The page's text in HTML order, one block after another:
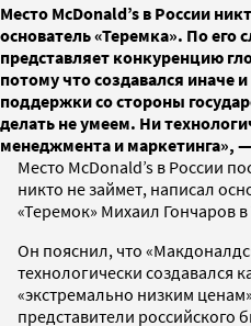
Место McDonald’s в России
основатель «Теремка». По его
представляет конкуренцию
потому что создавался иначе
поддержки со стороны
делать не умеем. Ни
менеджмента и маркетинга»,
Место McDonald’s в России
никто не займет, написал
«Теремок» Михаил Гончаров
Он пояснил, что
технологически создавался
«экстремально низким
представители российского